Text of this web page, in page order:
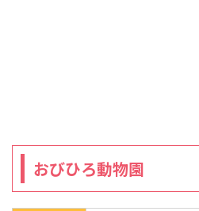
おびひろ動物園